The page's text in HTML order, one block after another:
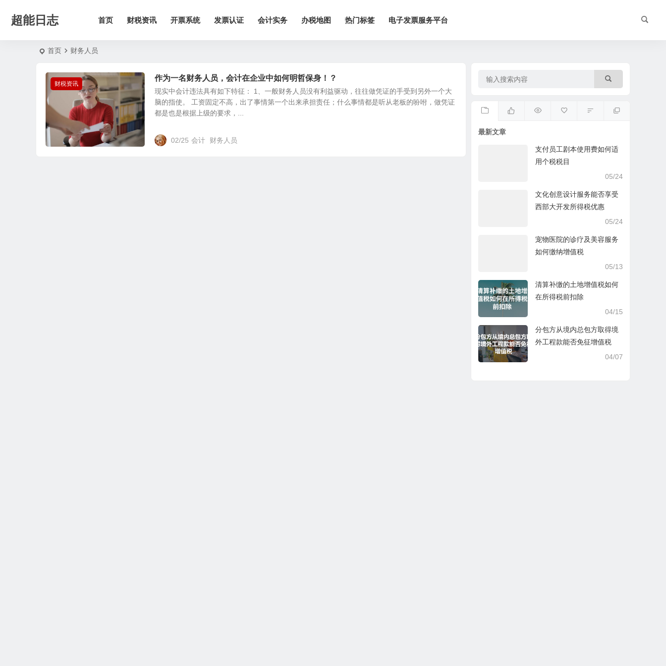
超能日志 首页 财税资讯 开票系统 发票认证 会计实务 办税地图 热门标签 电子发票服务平台
首页 财务人员
财税资讯
作为一名财务人员，会计在企业中如何明哲保身！？
现实中会计违法具有如下特征： 1、一般财务人员没有利益驱动，往往做凭证的手受到另外一个大
脑的指使。 工资固定不高，出了事情第一个出来承担责任；什么事情都是听从老板的吩咐，做凭证
都是也是根据上级的要求，...
02/25 会计 财务人员
最新文章
支付员工剧本使用费如何适
用个税税目
05/24
文化创意设计服务能否享受
西部大开发所得税优惠
05/24
宠物医院的诊疗及美容服务
如何缴纳增值税
05/13
清算补缴的土地增值税如何
在所得税前扣除
04/15
分包方从境内总包方取得境
外工程款能否免征增值税
04/07